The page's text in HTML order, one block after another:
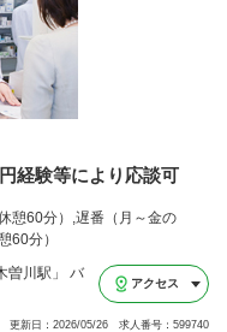
経験等により応談可
憩60分）,遅番（月～金の
60分）
曽川駅」 バ
アクセス
更新日：2026/05/26 求人番号：599740